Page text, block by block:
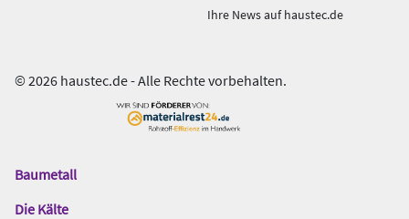
Ihre News auf haustec.de
© 2026 haustec.de - Alle Rechte vorbehalten.
Das
Gentner
Baumetall
Die Kälte